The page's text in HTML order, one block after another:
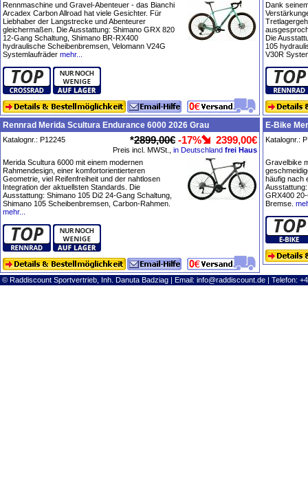
Rennmaschine und Gravel-Abenteuer - das Bianchi
Arcadex Carbon Allroad hat viele Gesichter. Für
Liebhaber der Langstrecke und Abenteurer
gleichermaßen. Die Ausstattung: Shimano GRX 820
12-Gang Schaltung, Shimano BR-RX400
hydraulische Scheibenbremsen, Velomann V24G
Systemlaufräder mehr...
Dank
Die
105
V30R
Rennrad Merida Scultura Endurance 6000 2026 Grau
Katalognr.: P12245 *2899,00€ -17% 2399,00€
Preis incl. MWSt., in Deutschland frei Haus
Merida Scultura 6000 mit einem modernen
Rahmendesign, einer komfortorientierteren
Geometrie, viel Reifenfreiheit und der nahtlosen
Integration der aktuellsten Standards. Die
Ausstattung: Shimano 105 Di2 24-Gang Schaltung,
Shimano 105 Scheibenbremsen, Carbon-Rahmen.
mehr...
E-Bike
Katalognr.:
Gravelbike
häufig nach
GRX400
Bremse.
© Raddiscount Sportvertrieb, Inh. Danuta Badziag | Email: info@raddiscount.de | Telefon: